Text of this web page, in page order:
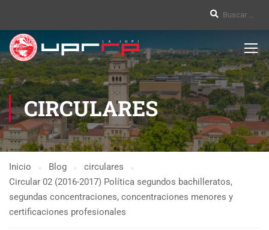
CIRCULARES
Inicio Blog
circulares
Circular 02 (2016-2017) Política segundos bachilleratos,
segundas concentraciones, concentraciones menores y
certificaciones profesionales